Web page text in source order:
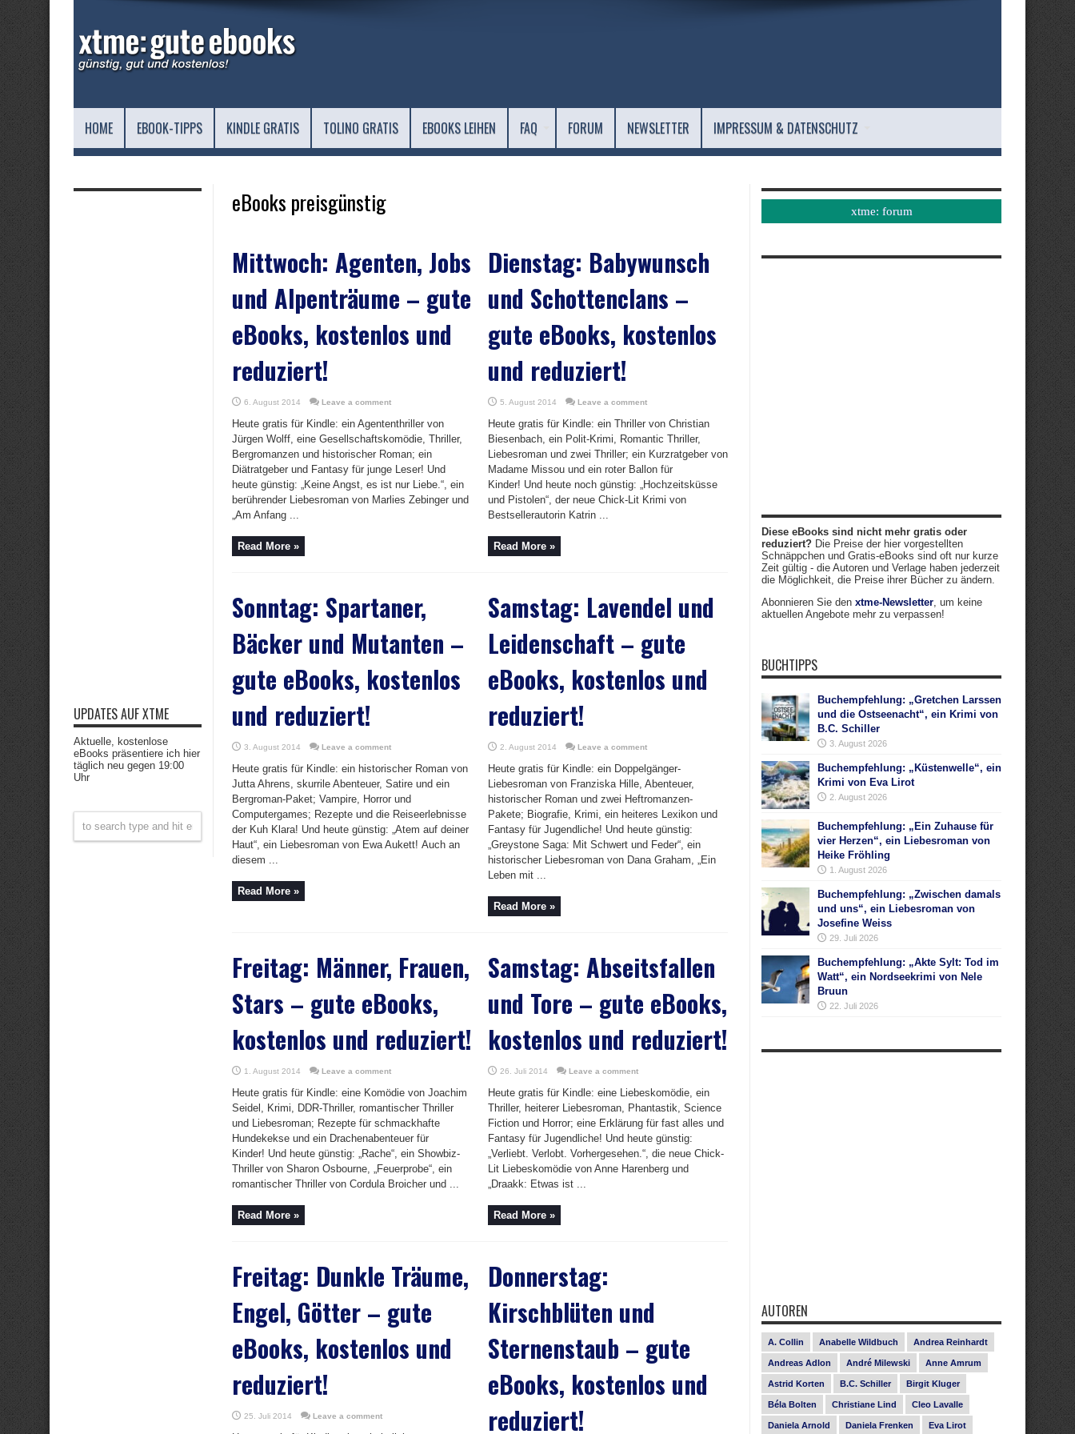
HOME EBOOK-TIPPS KINDLE GRATIS TOLINO GRATIS EBOOKS LEIHEN FAQ FORUM NEWSLETTER IMPRESSUM & DATENSCHUTZ
eBooks preisgünstig
Mittwoch: Agenten, Jobs
und Alpenträume – gute
eBooks, kostenlos und
reduziert!
6. August 2014 Leave a comment
Heute gratis für Kindle: ein Agententhriller von
Jürgen Wolff, eine Gesellschaftskomödie, Thriller,
Bergromanzen und historischer Roman; ein
Diätratgeber und Fantasy für junge Leser! Und
heute günstig: „Keine Angst, es ist nur Liebe.“, ein
berührender Liebesroman von Marlies Zebinger und
„Am Anfang ...
Read More »
Dienstag: Babywunsch
und Schottenclans –
gute eBooks, kostenlos
und reduziert!
5. August 2014 Leave a comment
Heute gratis für Kindle: ein Thriller von Christian
Biesenbach, ein Polit-Krimi, Romantic Thriller,
Liebesroman und zwei Thriller; ein Kurzratgeber von
Madame Missou und ein roter Ballon für
Kinder! Und heute noch günstig: „Hochzeitsküsse
und Pistolen“, der neue Chick-Lit Krimi von
Bestsellerautorin Katrin ...
Read More »
Sonntag: Spartaner,
Bäcker und Mutanten –
gute eBooks, kostenlos
und reduziert!
3. August 2014 Leave a comment
Heute gratis für Kindle: ein historischer Roman von
Jutta Ahrens, skurrile Abenteuer, Satire und ein
Bergroman-Paket; Vampire, Horror und
Computergames; Rezepte und die Reiseerlebnisse
der Kuh Klara! Und heute günstig: „Atem auf deiner
Haut“, ein Liebesroman von Ewa Aukett! Auch an
diesem ...
Read More »
Samstag: Lavendel und
Leidenschaft – gute
eBooks, kostenlos und
reduziert!
2. August 2014 Leave a comment
Heute gratis für Kindle: ein Doppelgänger-
Liebesroman von Franziska Hille, Abenteuer,
historischer Roman und zwei Heftromanzen-
Pakete; Biografie, Krimi, ein heiteres Lexikon und
Fantasy für Jugendliche! Und heute günstig:
„Greystone Saga: Mit Schwert und Feder“, ein
historischer Liebesroman von Dana Graham, „Ein
Leben mit ...
Read More »
Freitag: Männer, Frauen,
Stars – gute eBooks,
kostenlos und reduziert!
1. August 2014 Leave a comment
Heute gratis für Kindle: eine Komödie von Joachim
Seidel, Krimi, DDR-Thriller, romantischer Thriller
und Liebesroman; Rezepte für schmackhafte
Hundekekse und ein Drachenabenteuer für
Kinder! Und heute günstig: „Rache“, ein Showbiz-
Thriller von Sharon Osbourne, „Feuerprobe“, ein
romantischer Thriller von Cordula Broicher und ...
Read More »
Samstag: Abseitsfallen
und Tore – gute eBooks,
kostenlos und reduziert!
26. Juli 2014 Leave a comment
Heute gratis für Kindle: eine Liebeskomödie, ein
Thriller, heiterer Liebesroman, Phantastik, Science
Fiction und Horror; eine Erklärung für fast alles und
Fantasy für Jugendliche! Und heute günstig:
„Verliebt. Verlobt. Vorhergesehen.“, die neue Chick-
Lit Liebeskomödie von Anne Harenberg und
„Draakk: Etwas ist ...
Read More »
Freitag: Dunkle Träume,
Engel, Götter – gute
eBooks, kostenlos und
reduziert!
25. Juli 2014 Leave a comment
Donnerstag:
Kirschblüten und
Sternenstaub – gute
eBooks, kostenlos und
reduziert!
UPDATES AUF XTME
Aktuelle, kostenlose
eBooks präsentiere ich hier
täglich neu gegen 19:00
Uhr
xtme: forum
Diese eBooks sind nicht mehr gratis oder
reduziert? Die Preise der hier vorgestellten
Schnäppchen und Gratis-eBooks sind oft nur kurze
Zeit gültig - die Autoren und Verlage haben jederzeit
die Möglichkeit, die Preise ihrer Bücher zu ändern.
Abonnieren Sie den xtme-Newsletter, um keine
aktuellen Angebote mehr zu verpassen!
BUCHTIPPS
Buchempfehlung: „Gretchen Larssen
und die Ostseenacht“, ein Krimi von
B.C. Schiller
3. August 2026
Buchempfehlung: „Küstenwelle“, ein
Krimi von Eva Lirot
2. August 2026
Buchempfehlung: „Ein Zuhause für
vier Herzen“, ein Liebesroman von
Heike Fröhling
1. August 2026
Buchempfehlung: „Zwischen damals
und uns“, ein Liebesroman von
Josefine Weiss
29. Juli 2026
Buchempfehlung: „Akte Sylt: Tod im
Watt“, ein Nordseekrimi von Nele
Bruun
22. Juli 2026
AUTOREN
A. Collin Anabelle Wildbuch Andrea Reinhardt
Andreas Adlon André Milewski Anne Amrum
Astrid Korten B.C. Schiller Birgit Kluger
Béla Bolten Christiane Lind Cleo Lavalle
Daniela Arnold Daniela Frenken Eva Lirot